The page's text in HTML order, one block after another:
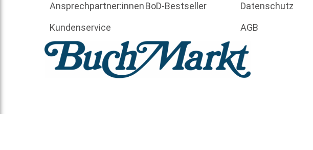
Ansprechpartner:innen
Kundenservice
BoD-Bestseller
Datenschutz
AGB